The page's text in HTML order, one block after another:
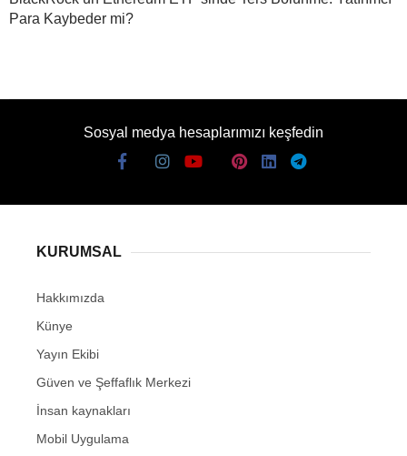
Para Kaybeder mi?
Sosyal medya hesaplarımızı keşfedin
KURUMSAL
Hakkımızda
Künye
Yayın Ekibi
Güven ve Şeffaflık Merkezi
İnsan kaynakları
Mobil Uygulama